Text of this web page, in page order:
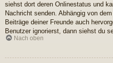
siehst dort deren Onlinestatus und
Nachricht senden. Abhängig von
Beiträge deiner Freunde auch
Benutzer ignorierst, dann siehst du
Nach oben